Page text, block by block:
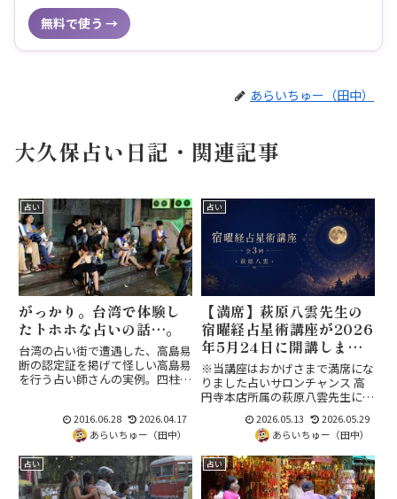
無料で使う →
あらいちゅー（田中）
大久保占い日記・関連記事
占い
がっかり。台湾で体験し
たトホホな占いの話…。
台湾の占い街で遭遇した、高島易
断の認定証を掲げて怪しい高島易
を行う占い師さんの実例。四柱推
台湾だからと無条件に信用しない
海外占い師選びの教訓を記録。
2016.06.28
2026.04.17
あらいちゅー（田中）
占い
【満席】萩原八雲先生の
宿曜経占星術講座が2026
年5月24日に開講します
（高円寺・録画補講あ
り）
※当講座はおかげさまで満席にな
りました占いサロンチャンス 高
円寺本店所属の萩原八雲先生によ
座が 2026年5月24日（日）に開講
します。基礎から実占までを段階
的に学べる本格カリキュラムで、
当日参加が難しい回は...
2026.05.13
2026.05.29
あらいちゅー（田中）
占い 占い